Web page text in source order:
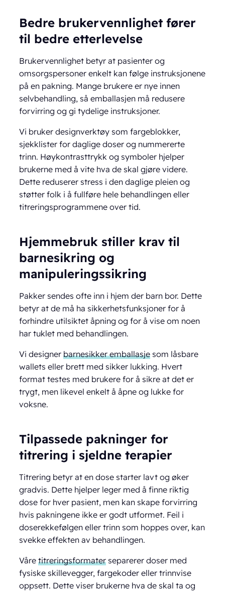
Bedre brukervennlighet fører
til bedre etterlevelse
Brukervennlighet betyr at pasienter og
omsorgspersoner enkelt kan følge instruksjonene
på en pakning. Mange brukere er nye innen
selvbehandling, så emballasjen må redusere
forvirring og gi tydelige instruksjoner.
Vi bruker designverktøy som fargeblokker,
sjekklister for daglige doser og nummererte
trinn. Høykontrasttrykk og symboler hjelper
brukerne med å vite hva de skal gjøre videre.
Dette reduserer stress i den daglige pleien og
støtter folk i å fullføre hele behandlingen eller
titreringsprogrammene over tid.
Hjemmebruk stiller krav til
barnesikring og
manipuleringssikring
Pakker sendes ofte inn i hjem der barn bor. Dette
betyr at de må ha sikkerhetsfunksjoner for å
forhindre utilsiktet åpning og for å vise om noen
har tuklet med behandlingen.
Vi designerbarnesikker emballasje som låsbare
wallets eller brett med sikker lukking. Hvert
format testes med brukere for å sikre at det er
trygt, men likevel enkelt å åpne og lukke for
voksne.
Tilpassede pakninger for
titrering i sjeldne terapier
Titrering betyr at en dose starter lavt og øker
gradvis. Dette hjelper leger med å finne riktig
dose for hver pasient, men kan skape forvirring
hvis pakningene ikke er godt utformet. Feil i
doserekkefølgen eller trinn som hoppes over, kan
svekke effekten av behandlingen.
Våretitreringsformater separerer doser med
fysiske skillevegger, fargekoder eller trinnvise
oppsett. Dette viser brukerne hva de skal ta og